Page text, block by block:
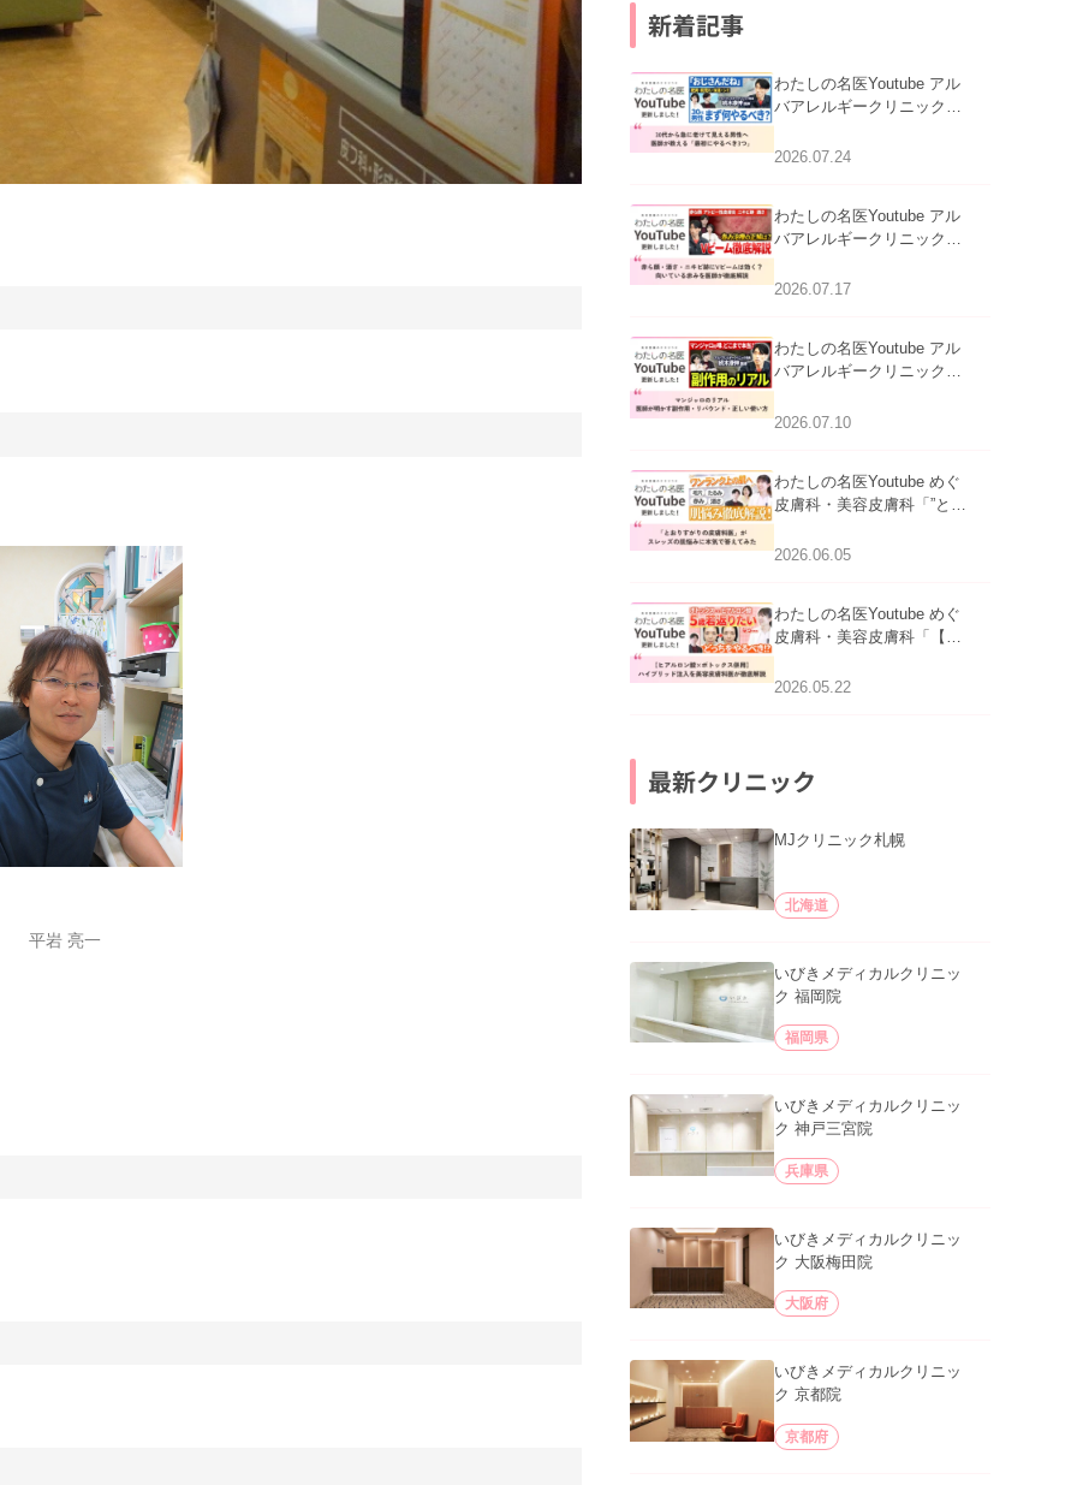
平岩 亮一
新着記事
わたしの名医Youtube アル
バアレルギークリニック札
える男性へ｜医師が教える
2026.07.24
わたしの名医Youtube アル
バアレルギークリニック札
跡にVビームは効く？向い
2026.07.17
わたしの名医Youtube アル
バアレルギークリニック札
医師が明かす副作用・リバ
2026.07.10
わたしの名医Youtube めぐ
皮膚科・美容皮膚科「”とお
ッズの肌悩みに本気で答え
2026.06.05
わたしの名医Youtube めぐ
皮膚科・美容皮膚科「【ヒ
用】ハイブリッド注入を美
2026.05.22
最新クリニック
MJクリニック札幌
北海道
いびきメディカルクリニッ
ク 福岡院
福岡県
いびきメディカルクリニッ
ク 神戸三宮院
兵庫県
いびきメディカルクリニッ
ク 大阪梅田院
大阪府
いびきメディカルクリニッ
ク 京都院
京都府